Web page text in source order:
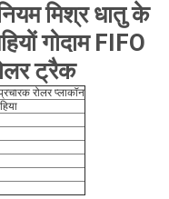
मिश्र धातु के
गोदाम FIFO
ट्रैक
रोलर प्लाकॉन